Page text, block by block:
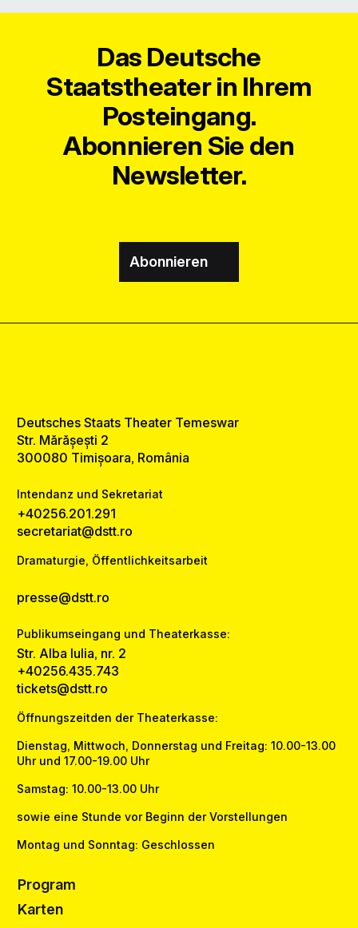
Das Deutsche
Staatstheater in Ihrem
Posteingang.
Abonnieren Sie den
Newsletter.
Abonnieren
Deutsches Staats Theater Temeswar
Str. Mărășești 2
300080 Timișoara, România
Intendanz und Sekretariat
+40256.201.291
secretariat@dstt.ro
Dramaturgie, Öffentlichkeitsarbeit
presse@dstt.ro
Publikumseingang und Theaterkasse:
Str. Alba Iulia, nr. 2
+40256.435.743
tickets@dstt.ro
Öffnungszeitden der Theaterkasse:
Dienstag, Mittwoch, Donnerstag und Freitag: 10.00-13.00
Uhr und 17.00-19.00 Uhr
Samstag: 10.00-13.00 Uhr
sowie eine Stunde vor Beginn der Vorstellungen
Montag und Sonntag: Geschlossen
Program
Karten